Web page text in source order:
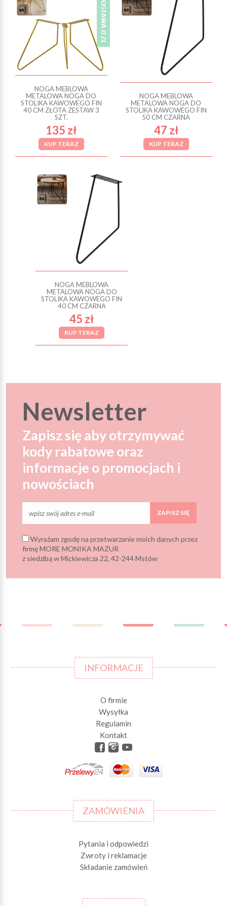
NOGA MEBLOWA
METALOWA NOGA DO
STOLIKA KAWOWEGO FIN
40 CM ZŁOTA ZESTAW 3
SZT.
135 zł
KUP TERAZ
NOGA MEBLOWA
METALOWA NOGA DO
STOLIKA KAWOWEGO FIN
50 CM CZARNA
47 zł
KUP TERAZ
NOGA MEBLOWA
METALOWA NOGA DO
STOLIKA KAWOWEGO FIN
40 CM CZARNA
45 zł
KUP TERAZ
Newsletter
Zapisz się aby otrzymywać
kody rabatowe oraz
informacje o promocjach i
nowościach
ZAPISZ SIĘ
Wyrażam zgodę na przetwarzanie moich danych przez
firmę MORE MONIKA MAZUR
z siedzibą w Mickiewicza 22, 42-244 Mstów
INFORMACJE
O firmie
Wysyłka
Regulamin
Kontakt
ZAMÓWIENIA
Pytania i odpowiedzi
Zwroty i reklamacje
Składanie zamówień